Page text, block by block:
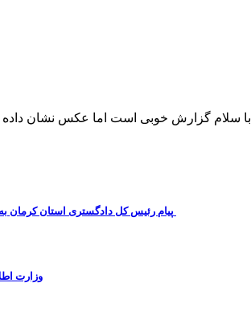
با سلام گزارش خوبی است اما عکس نشان
وزارت اطلاعات: ۲۱ مزدور موساد و ۴ شرور